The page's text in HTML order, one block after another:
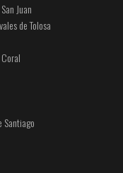
Juan
de Tolosa
Santiago